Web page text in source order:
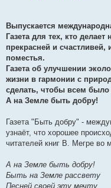
Выпускается
Газета для тех, кто
прекрасней и счастливей,
поместья.
Газета об улучшении
жизни в гармонии с
сделать, чтобы всем
А на Земле быть добру!
Газета "Быть добру" -
узнаёт, что хорошее
читателей книг В. Мегре во
А на Земле быть добру!
Быть на Земле рассвету
Песней своей эту мечту